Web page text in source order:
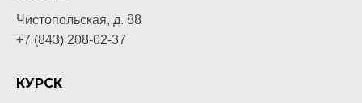
Чистопольская, д. 88
+7 (843) 208-02-37
КУРСК